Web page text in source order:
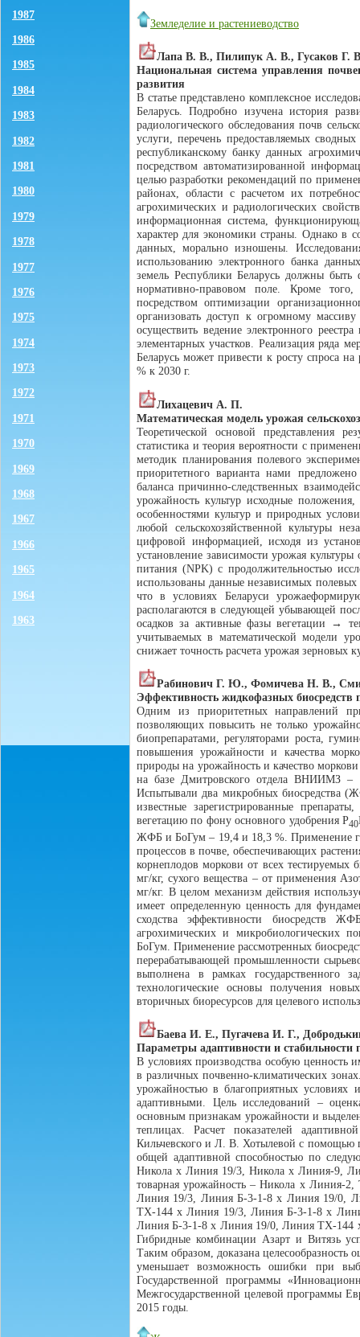
1987
1986
1985
1984
1983
1982
1981
1980
1979
1978
1977
1976
1975
1974
1973
1972
1971
1970
1969
1968
1967
1966
1965
1964
1963
Земледелие и растениеводство
Лапа В. В., Пилипук А. В., Гусаков Г.
Национальная система управления
развития
В статье представлено комплексное
Беларусь. Подробно изучена история
радиологического обследования почв
услуги, перечень предоставляемых
республиканскому банку данных
посредством автоматизированной
целью разработки рекомендаций по
районах, области с расчетом их
агрохимических и радиологических
информационная система,
характер для экономики страны. Однако в
данных, морально изношены.
использованию электронного банка
земель Республики Беларусь должны
нормативно-правовом поле. Кроме
посредством оптимизации
организовать доступ к огромному
осуществить ведение электронного
элементарных участков. Реализация ряда
Беларусь может привести к росту спроса
% к 2030 г.
Лихацевич А. П.
Математическая модель урожая
Теоретической основой представления
статистика и теория вероятности с
методик планирования полевого
приоритетного варианта нами
баланса причинно-следственных
урожайность культур исходные
особенностями культур и природных
любой сельскохозяйственной культуры
цифровой информацией, исходя из
установление зависимости урожая
питания (NPK) с продолжительностью
использованы данные независимых
что в условиях Беларуси
располагаются в следующей убывающей
осадков за активные фазы вегетации →
учитываемых в математической модели
снижает точность расчета урожая зерновых
Рабинович Г. Ю., Фомичева Н. В.,
Эффективность жидкофазных
Одним из приоритетных направлений
позволяющих повысить не только
биопрепаратами, регуляторами роста,
повышения урожайности и качества
природы на урожайность и качество
на базе Дмитровского отдела ВНИИМЗ
Испытывали два микробных биосредства
известные зарегистрированные
вегетацию по фону основного удобрения P40
ЖФБ и БоГум – 19,4 и 18,3 %. Применение
процессов в почве, обеспечивающих
корнеплодов моркови от всех тестируемых
мг/кг, сухого вещества – от применения
мг/кг. В целом механизм действия
имеет определенную ценность для
сходства эффективности биосредств
агрохимических и микробиологических
БоГум. Применение рассмотренных
перерабатывающей промышленности
выполнена в рамках
технологические основы получения
вторичных биоресурсов для целевого
Баева И. Е., Пугачева И. Г.,
Параметры адаптивности и стабильности
В условиях производства особую ценность
в различных почвенно-климатических
урожайностью в благоприятных
адаптивными. Цель исследований –
основным признакам урожайности и
теплицах. Расчет показателей
Кильчевского и Л. В. Хотылевой c помощью
общей адаптивной способностью по
Никола х Линия 19/3, Никола х Линия-9,
товарная урожайность – Никола х
Линия 19/3, Линия Б-3-1-8 х Линия 19/0,
ТХ-144 х Линия 19/3, Линия Б-3-1-8 х
Линия Б-3-1-8 х Линия 19/0, Линия ТХ-144 х
Гибридные комбинации Азарт и Витязь
Таким образом, доказана целесообразность
уменьшает возможность ошибки при
Государственной программы
Межгосударственной целевой программы
2015 годы.